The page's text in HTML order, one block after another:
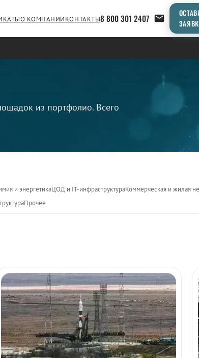
О КОМПАНИИКОНТАКТЫ8 800 301 2407
из портфолио. Всего
и энергетикаЦОД и IT-инфраструктураКоммерческая и жилая
Прочее